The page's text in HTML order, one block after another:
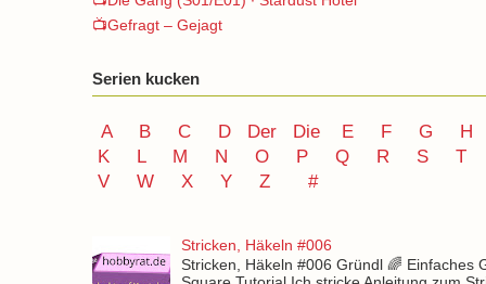
📺Gefragt – Gejagt
Serien kucken
A B C D Der Die E F G
H
K
L M N O P Q R S
T
V
W X Y Z #
Stricken, Häkeln #006
Stricken, Häkeln #006 Gründl 🌈 Einfaches